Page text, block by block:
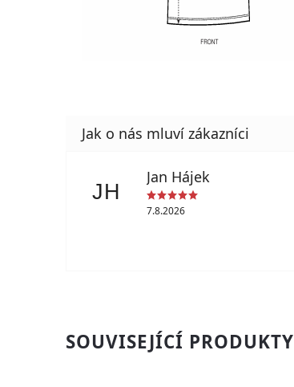
JH
Jan Hájek
7.8.2026
SOUVISEJÍCÍ PRODUKTY